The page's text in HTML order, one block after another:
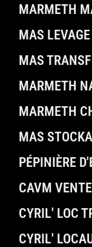
MARMETH
MAS LEVAGE
MAS
MARMETH
MARMETH
MAS
PÉPINIÈRE
CAVM
CYRIL' LOC
CYRIL'